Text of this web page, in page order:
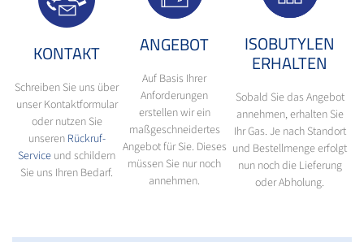
KONTAKT
Schreiben Sie uns über
unser Kontaktformular
oder nutzen Sie
unseren Rückruf-
Service und schildern
Sie uns Ihren Bedarf.
ANGEBOT
Auf Basis Ihrer
Anforderungen
erstellen wir ein
maßgeschneidertes
Angebot für Sie. Dieses
müssen Sie nur noch
annehmen.
ISOBUTYLEN
ERHALTEN
Sobald Sie das Angebot
annehmen, erhalten Sie
Ihr Gas. Je nach Standort
und Bestellmenge erfolgt
nun noch die Lieferung
oder Abholung.